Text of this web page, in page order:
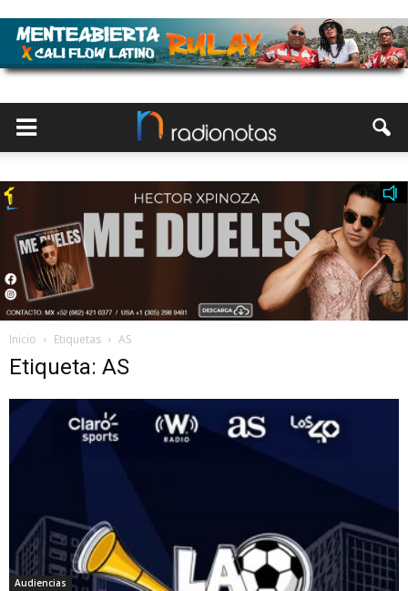
Inicio Etiquetas AS
Etiqueta: AS
Audiencias